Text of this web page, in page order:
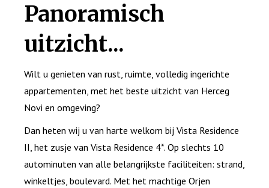
Panoramisch
uitzicht...
Wilt u genieten van rust, ruimte, volledig ingerichte
appartementen, met het beste uitzicht van Herceg
Novi en omgeving?
Dan heten wij u van harte welkom bij Vista Residence
II, het zusje van Vista Residence 4*. Op slechts 10
autominuten van alle belangrijkste faciliteiten: strand,
winkeltjes, boulevard. Met het machtige Orjen